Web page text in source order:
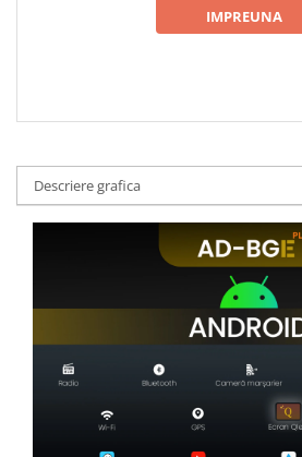
IMPREUNA
Descriere grafica